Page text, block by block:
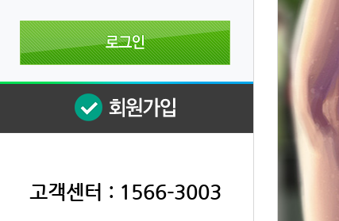
고객센터 : 1566-3003